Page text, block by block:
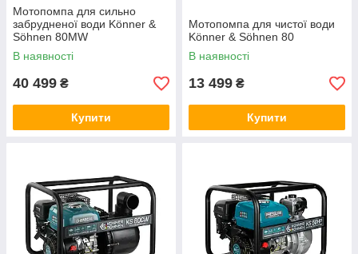
Мотопомпа для сильно
забрудненої води Könner &
Söhnen 80MW
В наявності
40 499 ₴
Купити
Мотопомпа для чистої води
Könner & Söhnen 80
В наявності
13 499 ₴
Купити